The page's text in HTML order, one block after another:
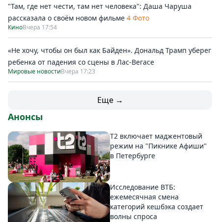
"Там, где нет чести, там нет человека": Даша Чаруша
рассказала о своём новом фильме 4 Фото
КиноВчера 17:54
«Не хочу, чтобы он был как Байден». Дональд Трамп уберег
ребенка от падения со сцены в Лас-Вегасе
Мировые новостиВчера 17:23
Еще →
Анонсы
Т2 включает маджентовый
режим на "Пикнике Афиши"
в Петербурге
Исследование ВТБ:
ежемесячная смена
категорий кешбэка создает
волны спроса